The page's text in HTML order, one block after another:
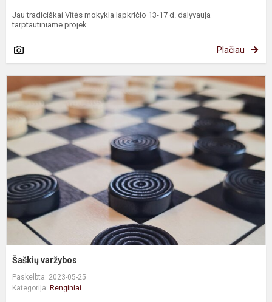
Jau tradiciškai Vitės mokykla lapkričio 13-17 d. dalyvauja
tarptautiniame projek...
Plačiau
Šaškių varžybos
Paskelbta: 2023-05-25
Kategorija: Renginiai